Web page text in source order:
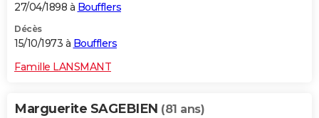
27/04/1898 à Boufflers
Décès
15/10/1973 à Boufflers
Famille LANSMANT
Marguerite SAGEBIEN (81 ans)